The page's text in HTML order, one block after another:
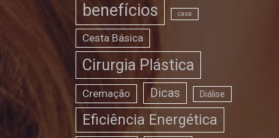
benefícios casa
Cesta Básica
Cirurgia Plástica
Cremação Dicas Diálise
Eficiência Energética